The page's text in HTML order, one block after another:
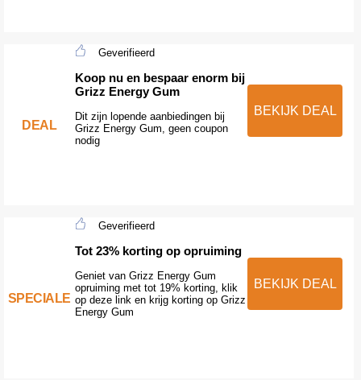
DEAL
Geverifieerd
Koop nu en bespaar enorm bij
Grizz Energy Gum
Dit zijn lopende aanbiedingen bij
Grizz Energy Gum, geen coupon
nodig
BEKIJK DEAL
SPECIALE
Geverifieerd
Tot 23% korting op opruiming
Geniet van Grizz Energy Gum
opruiming met tot 19% korting, klik
op deze link en krijg korting op Grizz
Energy Gum
BEKIJK DEAL